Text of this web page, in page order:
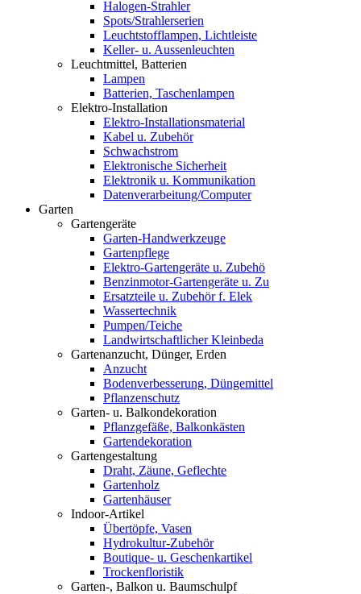
Halogen-Strahler
Spots/Strahlerserien
Leuchtstofflampen, Lichtleiste
Keller- u. Aussenleuchten
Leuchtmittel, Batterien
Lampen
Batterien, Taschenlampen
Elektro-Installation
Elektro-Installationsmaterial
Kabel u. Zubehör
Schwachstrom
Elektronische Sicherheit
Elektronik u. Kommunikation
Datenverarbeitung/Computer
Garten
Gartengeräte
Garten-Handwerkzeuge
Gartenpflege
Elektro-Gartengeräte u. Zubehö
Benzinmotor-Gartengeräte u. Zu
Ersatzteile u. Zubehör f. Elek
Wassertechnik
Pumpen/Teiche
Landwirtschaftlicher Kleinbeda
Gartenanzucht, Dünger, Erden
Anzucht
Bodenverbesserung, Düngemittel
Pflanzenschutz
Garten- u. Balkondekoration
Pflanzgefäße, Balkonkästen
Gartendekoration
Gartengestaltung
Draht, Zäune, Geflechte
Gartenholz
Gartenhäuser
Indoor-Artikel
Übertöpfe, Vasen
Hydrokultur-Zubehör
Boutique- u. Geschenkartikel
Trockenfloristik
Garten-, Balkon u. Baumschulpf